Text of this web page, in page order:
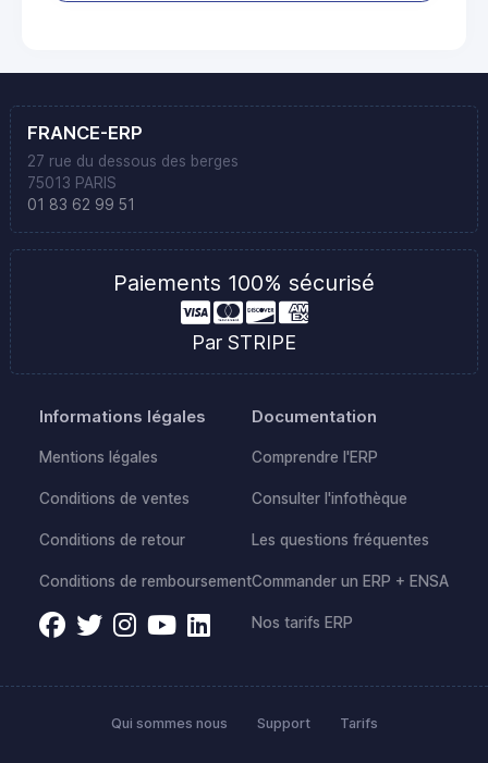
FRANCE-ERP
27 rue du dessous des berges
75013 PARIS
01 83 62 99 51
Paiements 100% sécurisé
Par STRIPE
Informations légales
Mentions légales
Conditions de ventes
Conditions de retour
Conditions de remboursement
Documentation
Comprendre l'ERP
Consulter l'infothèque
Les questions fréquentes
Commander un ERP + ENSA
Nos tarifs ERP
Qui sommes nous Support Tarifs